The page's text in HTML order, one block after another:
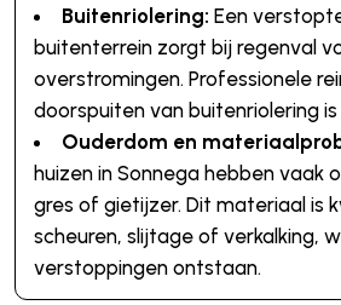
Buitenriolering: Een
buitenterrein zorgt bij regenval
overstromingen. Professionele
doorspuiten van buitenriolering
Ouderdom en
huizen in Sonnega hebben vaak
gres of gietijzer. Dit materiaal is
scheuren, slijtage of verkalking,
verstoppingen ontstaan.